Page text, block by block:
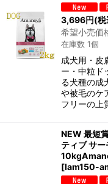
3,696円(税
希望小売価
在庫数 1個
成犬用・皮
ー・中粒ド
る犬種の成
や被毛のケ
フリーの上
NEW 最短
ティブ サ
[lam150-